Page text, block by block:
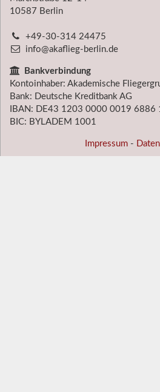
10587 Berlin
+49-30-314 24475
info@akaflieg-berlin.de
Bankverbindung
Kontoinhaber: Akademische
Bank: Deutsche Kreditbank AG
IBAN: DE43 1203 0000 0019 6886
BIC: BYLADEM 1001
Impressum -